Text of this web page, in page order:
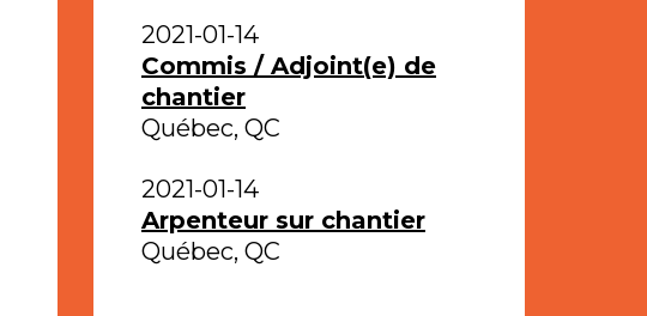
2021-01-14
Commis / Adjoint(e) de
chantier
Québec, QC
2021-01-14
Arpenteur sur chantier
Québec, QC